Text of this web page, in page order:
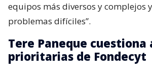
equipos más diversos y complejos
problemas difíciles”.
Tere Paneque cuestiona
prioritarias de Fondecyt